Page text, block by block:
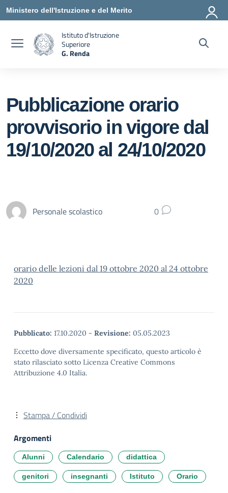
Vai ai contenuti
Vai al menu di navigazione
Vai al footer
Ministero dell'Istruzione e del Merito
Istituto d'Istruzione
Superiore
G. Renda
Pubblicazione orario
provvisorio in vigore dal
19/10/2020 al 24/10/2020
Personale scolastico 0
orario delle lezioni dal 19 ottobre 2020 al 24 ottobre
2020
Pubblicato: 17.10.2020 - Revisione: 05.05.2023
Eccetto dove diversamente specificato, questo articolo è
stato rilasciato sotto Licenza Creative Commons
Attribuzione 4.0 Italia.
Stampa / Condividi
Argomenti
Alunni Calendario didattica
genitori insegnanti Istituto Orario